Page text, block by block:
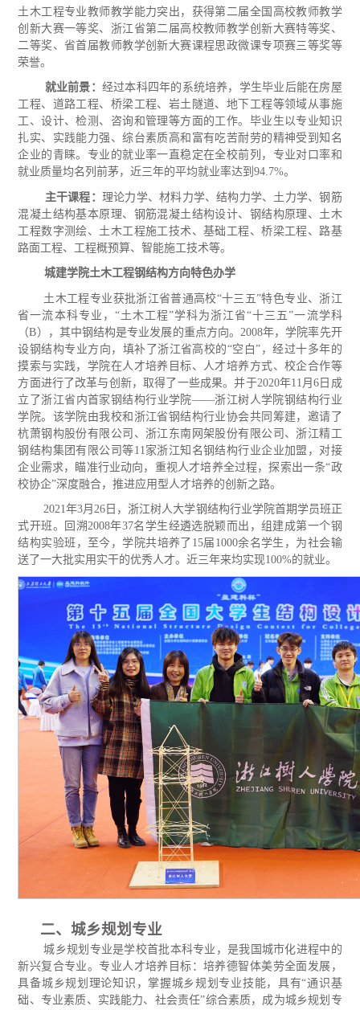
土木工程专业教师教学能力突出，获得第二届全国高校教师教学
创新大赛一等奖、浙江省第二届高校教师教学创新大赛特等奖、
二等奖、省首届教师教学创新大赛课程思政微课专项赛三等奖等
荣誉。
就业前景： 经过本科四年的系统培养，学生毕业后能在房屋
工程、道路工程、桥梁工程、岩土隧道、地下工程等领域从事施
工、设计、检测、咨询和管理等方面的工作。毕业生以专业知识
扎实、实践能力强、综台素质高和富有吃苦耐劳的精神受到知名
企业的青睐。专业的就业率一直稳定在全校前列，专业对口率和
就业质量均名列前茅，近三年的平均就业率达到94.7%。
主干课程： 理论力学、材料力学、结构力学、土力学、钢筋
混凝土结构基本原理、钢筋混凝土结构设计、钢结构原理、土木
工程数字测绘、土木工程施工技术、基础工程、桥梁工程、路基
路面工程、工程概预算、智能施工技术等。
城建学院土木工程钢结构方向特色办学
土木工程专业获批浙江省普通高校“十三五”特色专业、浙江
省一流本科专业，“土木工程”学科为浙江省“十三五”一流学科
（B），其中钢结构是专业发展的重点方向。2008年，学院率先开
设钢结构专业方向，填补了浙江省高校的“空白”，经过十多年的
摸索与实践，学院在人才培养目标、人才培养方式、校企合作等
方面进行了改革与创新，取得了一些成果。并于2020年11月6日成
立了浙江省内首家钢结构行业学院——浙江树人学院钢结构行业
学院。该学院由我校和浙江省钢结构行业协会共同筹建，邀请了
杭萧钢构股份有限公司、浙江东南网架股份有限公司、浙江精工
钢结构集团有限公司等11家浙江知名钢结构行业企业加盟，对接
企业需求，瞄准行业动向，重视人才培养全过程，探索出一条“政
校协企”深度融合，推进应用型人才培养的创新之路。
2021年3月26日，浙江树人大学钢结构行业学院首期学员班正
式开班。回溯2008年37名学生经遴选脱颖而出，组建成第一个钢
结构实验班，至今，学院共培养了15届1000余名学生，为社会输
送了一大批实用实干的优秀人才。近三年来均实现100%的就业。
二、城乡规划专业
城乡规划专业是学校首批本科专业，是我国城市化进程中的
新兴复合专业。专业人才培养目标：培养德智体美劳全面发展，
具备城乡规划理论知识，掌握城乡规划专业技能，具有“通识基
础、专业素质、实践能力、社会责任”综合素质，成为城乡规划专